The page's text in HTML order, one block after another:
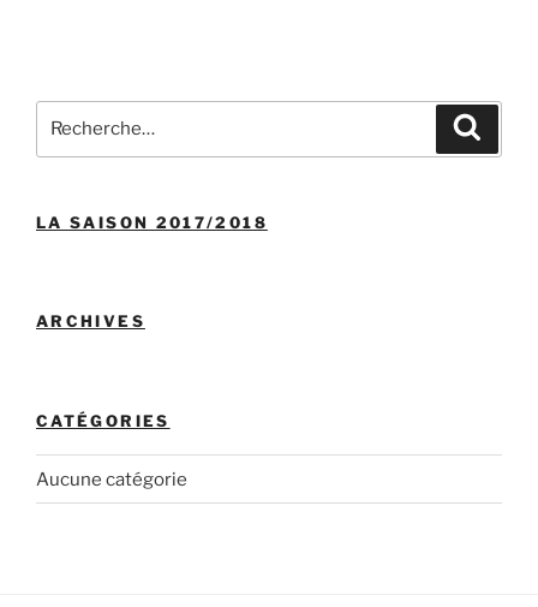
pour
LA SAISON 2017/2018
ARCHIVES
CATÉGORIES
Aucune catégorie